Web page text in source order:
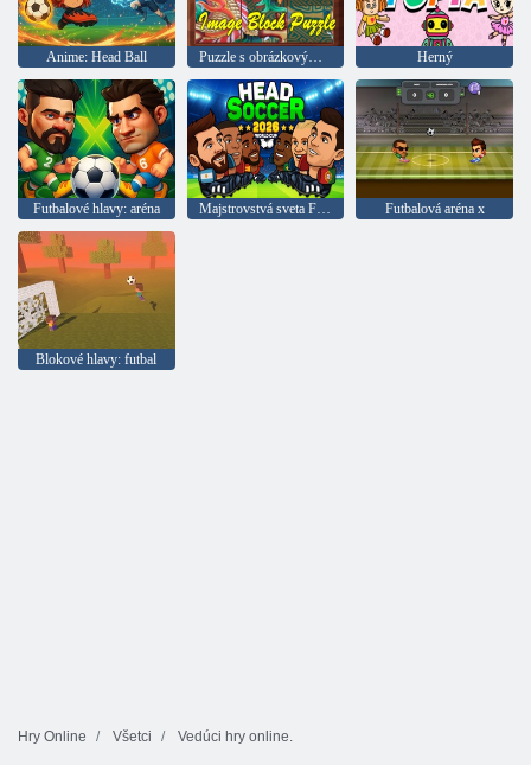
Anime: Head Ball Puzzle s obrázkovým blokom Herný
Futbalové hlavy: aréna Majstrovstvá sveta FIFA 2026 Futbalová aréna x
Blokové hlavy: futbal
Hry Online Všetci Vedúci hry online.